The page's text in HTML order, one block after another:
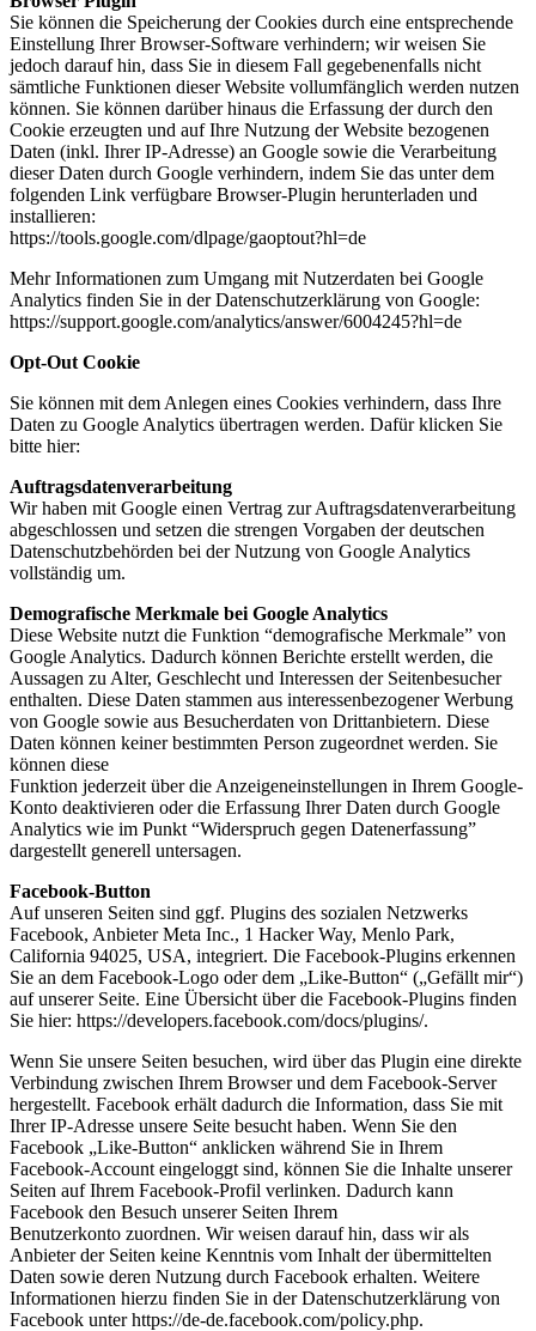
Sie können die Speicherung der Cookies durch eine entsprechende
Einstellung Ihrer Browser-Software verhindern; wir weisen Sie
jedoch darauf hin, dass Sie in diesem Fall gegebenenfalls nicht
sämtliche Funktionen dieser Website vollumfänglich werden nutzen
können. Sie können darüber hinaus die Erfassung der durch den
Cookie erzeugten und auf Ihre Nutzung der Website bezogenen
Daten (inkl. Ihrer IP-Adresse) an Google sowie die Verarbeitung
dieser Daten durch Google verhindern, indem Sie das unter dem
folgenden Link verfügbare Browser-Plugin herunterladen und
installieren:
https://tools.google.com/dlpage/gaoptout?hl=de
Mehr Informationen zum Umgang mit Nutzerdaten bei Google
Analytics finden Sie in der Datenschutzerklärung von Google:
https://support.google.com/analytics/answer/6004245?hl=de
Opt-Out Cookie
Sie können mit dem Anlegen eines Cookies verhindern, dass Ihre
Daten zu Google Analytics übertragen werden. Dafür klicken Sie
bitte hier:
Auftragsdatenverarbeitung
Wir haben mit Google einen Vertrag zur Auftragsdatenverarbeitung
abgeschlossen und setzen die strengen Vorgaben der deutschen
Datenschutzbehörden bei der Nutzung von Google Analytics
vollständig um.
Demografische Merkmale bei Google Analytics
Diese Website nutzt die Funktion “demografische Merkmale” von
Google Analytics. Dadurch können Berichte erstellt werden, die
Aussagen zu Alter, Geschlecht und Interessen der Seitenbesucher
enthalten. Diese Daten stammen aus interessenbezogener Werbung
von Google sowie aus Besucherdaten von Drittanbietern. Diese
Daten können keiner bestimmten Person zugeordnet werden. Sie
können diese
Funktion jederzeit über die Anzeigeneinstellungen in Ihrem Google-
Konto deaktivieren oder die Erfassung Ihrer Daten durch Google
Analytics wie im Punkt “Widerspruch gegen Datenerfassung”
dargestellt generell untersagen.
Facebook-Button
Auf unseren Seiten sind ggf. Plugins des sozialen Netzwerks
Facebook, Anbieter Meta Inc., 1 Hacker Way, Menlo Park,
California 94025, USA, integriert. Die Facebook-Plugins erkennen
Sie an dem Facebook-Logo oder dem „Like-Button“ („Gefällt mir“)
auf unserer Seite. Eine Übersicht über die Facebook-Plugins finden
Sie hier: https://developers.facebook.com/docs/plugins/.
Wenn Sie unsere Seiten besuchen, wird über das Plugin eine direkte
Verbindung zwischen Ihrem Browser und dem Facebook-Server
hergestellt. Facebook erhält dadurch die Information, dass Sie mit
Ihrer IP-Adresse unsere Seite besucht haben. Wenn Sie den
Facebook „Like-Button“ anklicken während Sie in Ihrem
Facebook-Account eingeloggt sind, können Sie die Inhalte unserer
Seiten auf Ihrem Facebook-Profil verlinken. Dadurch kann
Facebook den Besuch unserer Seiten Ihrem
Benutzerkonto zuordnen. Wir weisen darauf hin, dass wir als
Anbieter der Seiten keine Kenntnis vom Inhalt der übermittelten
Daten sowie deren Nutzung durch Facebook erhalten. Weitere
Informationen hierzu finden Sie in der Datenschutzerklärung von
Facebook unterhttps://de-de.facebook.com/policy.php.